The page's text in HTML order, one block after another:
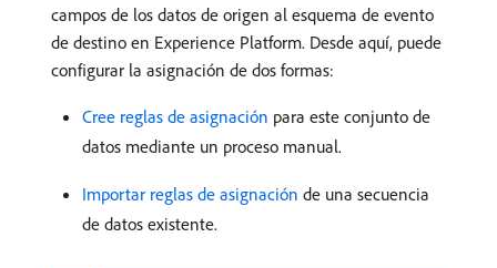
campos de los datos de origen al esquema de evento
de destino en Experience Platform. Desde aquí, puede
configurar la asignación de dos formas:
Cree reglas de asignación para este conjunto de
datos mediante un proceso manual.
Importar reglas de asignación de una secuencia
de datos existente.